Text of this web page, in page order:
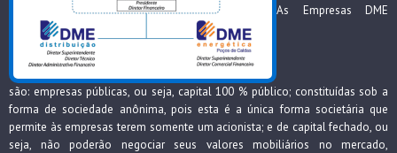
As Empresas DME
são: empresas públicas, ou seja, capital 100 % público; constituídas sob a
forma de sociedade anônima, pois esta é a única forma societária que
permite às empresas terem somente um acionista; e de capital fechado, ou
seja, não poderão negociar seus valores mobiliários no mercado,